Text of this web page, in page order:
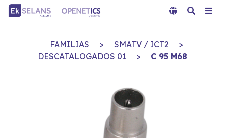
FAMILIAS > SMATV / ICT2
>
DESCATALOGADOS 01
> C 95 M68